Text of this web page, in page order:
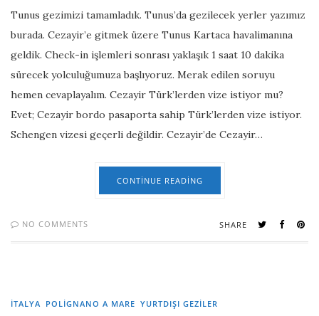
Tunus gezimizi tamamladık. Tunus’da gezilecek yerler yazımız
burada. Cezayir’e gitmek üzere Tunus Kartaca havalimanına
geldik. Check-in işlemleri sonrası yaklaşık 1 saat 10 dakika
sürecek yolculuğumuza başlıyoruz. Merak edilen soruyu
hemen cevaplayalım. Cezayir Türk’lerden vize istiyor mu?
Evet; Cezayir bordo pasaporta sahip Türk’lerden vize istiyor.
Schengen vizesi geçerli değildir. Cezayir’de Cezayir…
CONTINUE READING
NO COMMENTS SHARE
İTALYA POLIGNANO A MARE YURTDIŞI GEZILER